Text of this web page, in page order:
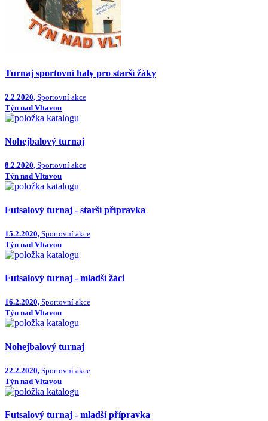
Turnaj sportovní haly pro starší žáky
2.2.2020, Sportovní akce
Týn nad Vltavou
Nohejbalový turnaj
8.2.2020, Sportovní akce
Týn nad Vltavou
Futsalový turnaj - starší přípravka
15.2.2020, Sportovní akce
Týn nad Vltavou
Futsalový turnaj - mladší žáci
16.2.2020, Sportovní akce
Týn nad Vltavou
Nohejbalový turnaj
22.2.2020, Sportovní akce
Týn nad Vltavou
Futsalový turnaj - mladší přípravka